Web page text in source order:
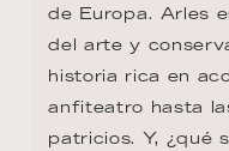
de Europa. Arles
del arte y
historia rica en
anfiteatro hasta
patricios. Y, ¿qué